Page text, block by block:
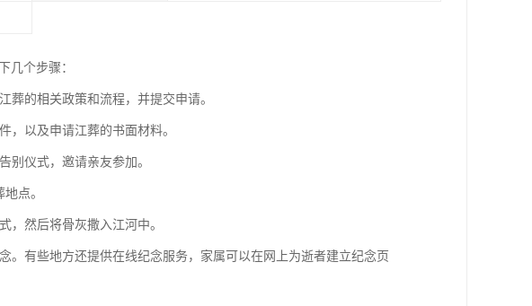
几个步骤：
葬的相关政策和流程，并提交申请。
，以及申请江葬的书面材料。
别仪式，邀请亲友参加。
点。
，然后将骨灰撒入江河中。
。有些地方还提供在线纪念服务，家属可以在网上为逝者建立纪念页